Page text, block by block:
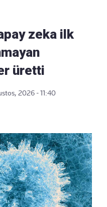
zeka ilk
üretti
2026 - 11:40